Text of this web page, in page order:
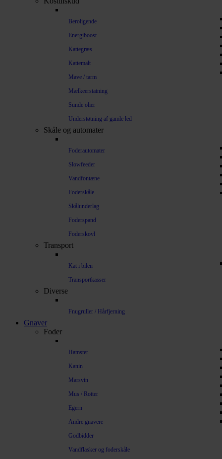
Beroligende
Energiboost
Kattegræs
Kattemalt
Mave / tarm
Mælkeerstatning
Sunde olier
Understøtning af gamle led
Skåle og automater
Foderautomater
Slowfeeder
Vandfontæne
Foderskåle
Skålunderlag
Foderspand
Foderskovl
Transport
Kat i bilen
Transportkasser
Diverse
Fnugruller / Hårfjerning
Gnaver
Foder
Hamster
Kanin
Marsvin
Mus / Rotter
Egern
Andre gnavere
Godbidder
Vandflasker og foderskåle